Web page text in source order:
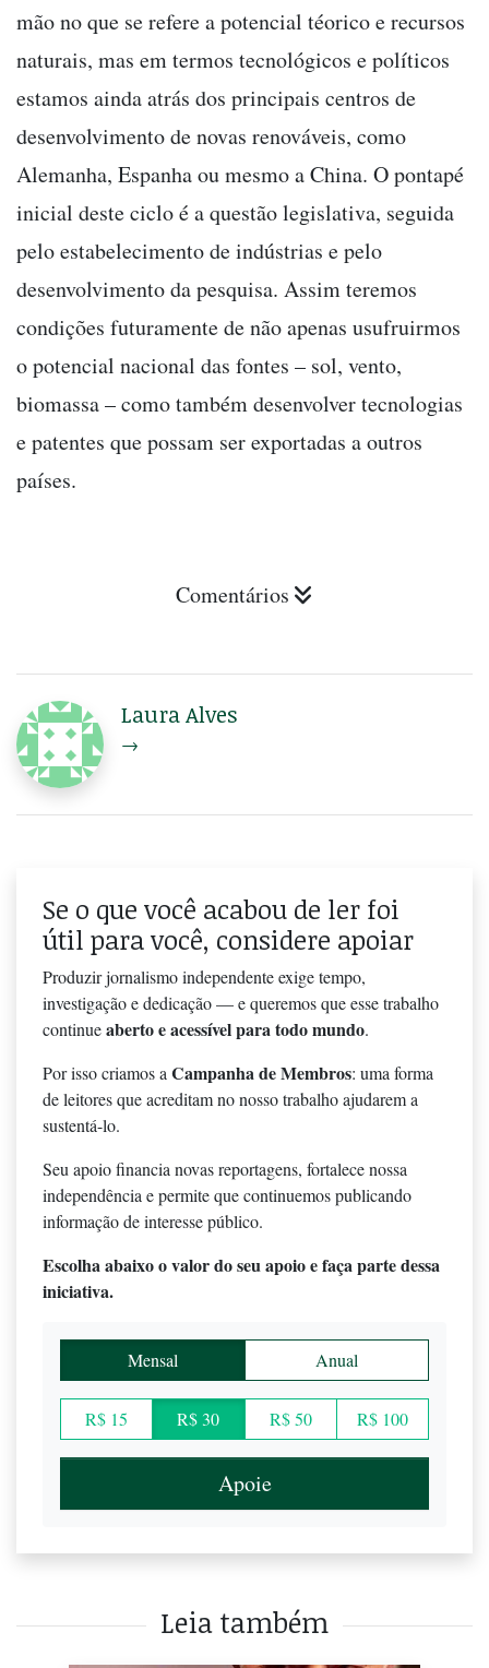
mão no que se refere a potencial téorico e recursos
naturais, mas em termos tecnológicos e políticos
estamos ainda atrás dos principais centros de
desenvolvimento de novas renováveis, como
Alemanha, Espanha ou mesmo a China. O pontapé
inicial deste ciclo é a questão legislativa, seguida
pelo estabelecimento de indústrias e pelo
desenvolvimento da pesquisa. Assim teremos
condições futuramente de não apenas usufruirmos
o potencial nacional das fontes – sol, vento,
biomassa – como também desenvolver tecnologias
e patentes que possam ser exportadas a outros
países.
Comentários
Laura Alves
→
Se o que você acabou de ler foi
útil para você, considere apoiar
Produzir jornalismo independente exige tempo,
investigação e dedicação — e queremos que esse trabalho
continueaberto e acessível para todo mundo.
Por isso criamos aCampanha de Membros: uma forma
de leitores que acreditam no nosso trabalho ajudarem a
sustentá-lo.
Seu apoio financia novas reportagens, fortalece nossa
independência e permite que continuemos publicando
informação de interesse público.
Escolha abaixo o valor do seu apoio e faça parte dessa
iniciativa.
Mensal Anual
R$ 15 R$ 30 R$ 50 R$ 100
Apoie
Leia também